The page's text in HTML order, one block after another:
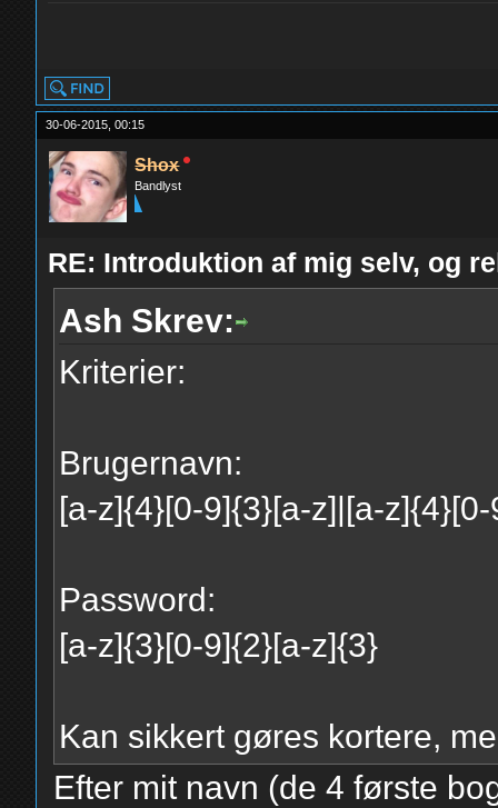
30-06-2015, 00:15
Shox
Bandlyst
RE: Introduktion af mig selv, og
Ash Skrev:
Kriterier:
Brugernavn:
[a-z]{4}[0-9]{3}[a-z]|[a-
Password:
[a-z]{3}[0-9]{2}[a-z]{3}
Kan sikkert gøres kortere,
Efter mit navn (de 4 første